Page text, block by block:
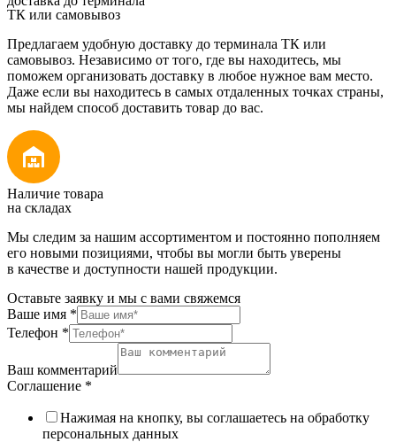
ТК или самовывоз
Предлагаем удобную доставку до терминала ТК или
самовывоз. Независимо от того, где вы находитесь, мы
поможем организовать доставку в любое нужное вам место.
Даже если вы находитесь в самых отдаленных точках страны,
мы найдем способ доставить товар до вас.
Наличие товара
на складах
Мы следим за нашим ассортиментом и постоянно пополняем
его новыми позициями, чтобы вы могли быть уверены
в качестве и доступности нашей продукции.
Оставьте заявку и мы с вами свяжемся
Ваше имя *
Телефон *
Ваш комментарий
Соглашение *
Нажимая на кнопку, вы соглашаетесь на обработку
персональных данных